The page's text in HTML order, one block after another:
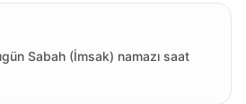
Sabah (İmsak) namazı saat